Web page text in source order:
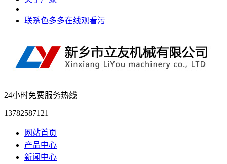
|
联系色多多在线观看污
24小时免费服务热线
13782587121
网站首页
产品中心
新闻中心